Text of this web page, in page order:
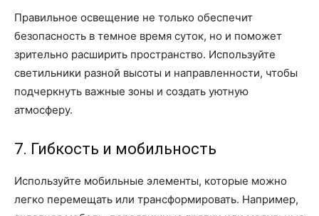
Правильное освещение не только обеспечит
безопасность в темное время суток, но и поможет
зрительно расширить пространство. Используйте
светильники разной высоты и направленности, чтобы
подчеркнуть важные зоны и создать уютную
атмосферу.
7. Гибкость и мобильность
Используйте мобильные элементы, которые можно
легко перемещать или трансформировать. Например,